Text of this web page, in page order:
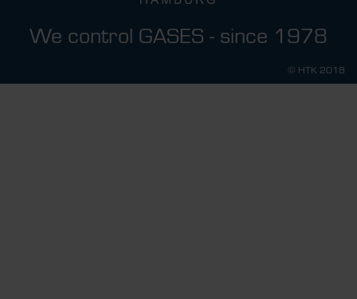
We control GASES - since 1978
© HTK 2018